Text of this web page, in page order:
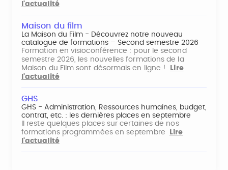
l'actualité
Maison du film
La Maison du Film - Découvrez notre nouveau
catalogue de formations – Second semestre 2026
Formation en visioconférence : pour le second
semestre 2026, les nouvelles formations de la
Maison du Film sont désormais en ligne !
Lire
l'actualité
GHS
GHS - Administration, Ressources humaines, budget,
contrat, etc. : les dernières places en septembre
Il reste quelques places sur certaines de nos
formations programmées en septembre
Lire
l'actualité